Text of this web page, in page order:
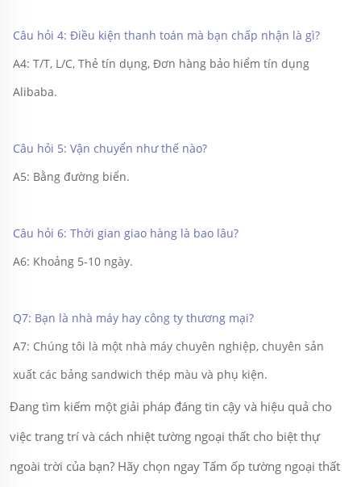
Câu hỏi 4: Điều kiện thanh toán mà bạn chấp nhận là gì?
A4: T/T, L/C, Thẻ tín dụng, Đơn hàng bảo hiểm tín dụng
Alibaba.
Câu hỏi 5: Vận chuyển như thế nào?
A5: Bằng đường biển.
Câu hỏi 6: Thời gian giao hàng là bao lâu?
A6: Khoảng 5-10 ngày.
Q7: Bạn là nhà máy hay công ty thương mại?
A7: Chúng tôi là một nhà máy chuyên nghiệp, chuyên sản
xuất các bảng sandwich thép màu và phụ kiện.
Đang tìm kiếm một giải pháp đáng tin cậy và hiệu quả cho
việc trang trí và cách nhiệt tường ngoại thất cho biệt thự
ngoài trời của bạn? Hãy chọn ngay Tấm ốp tường ngoại thất